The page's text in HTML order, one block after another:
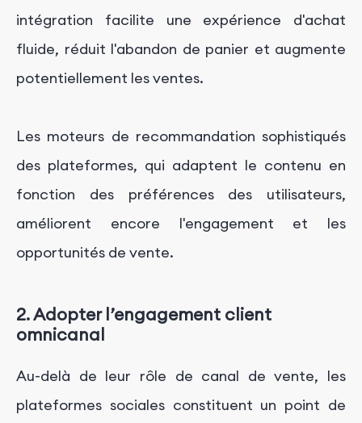
intégration facilite une expérience d'achat
fluide, réduit l'abandon de panier et augmente
potentiellement les ventes.
Les moteurs de recommandation sophistiqués
des plateformes, qui adaptent le contenu en
fonction des préférences des utilisateurs,
améliorent encore l'engagement et les
opportunités de vente.
2. Adopter l’engagement client
omnicanal
Au-delà de leur rôle de canal de vente, les
plateformes sociales constituent un point de